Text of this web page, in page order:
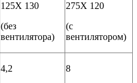
125Х 130
(без
вентилятора)
275Х 120
(с
вентилятором)
4,2
8